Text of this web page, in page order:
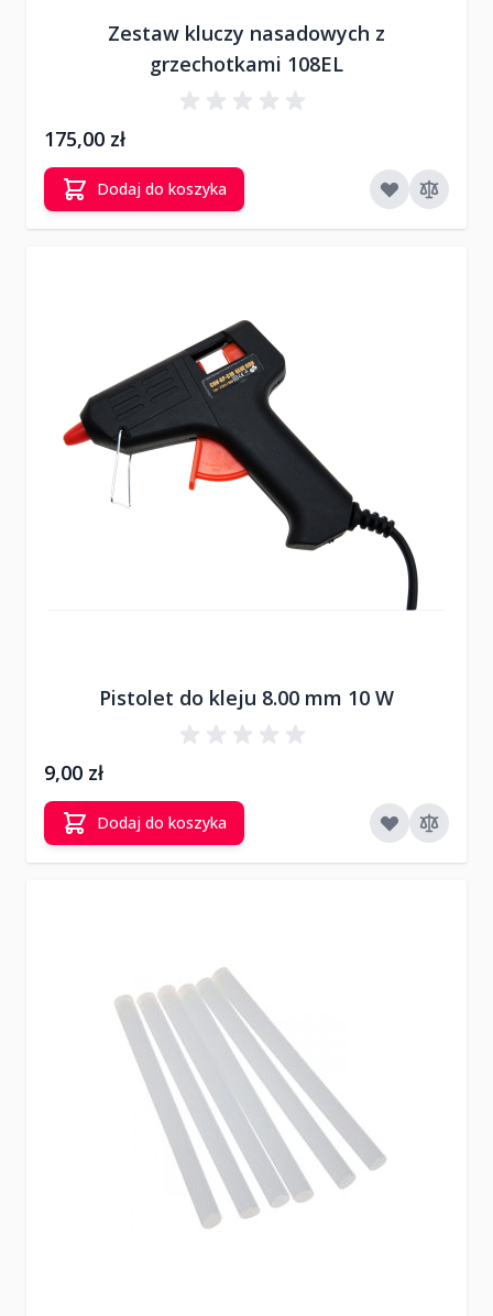
Zestaw kluczy nasadowych z
grzechotkami 108EL
175,00 zł
Dodaj do koszyka
Pistolet do kleju 8.00 mm 10 W
9,00 zł
Dodaj do koszyka